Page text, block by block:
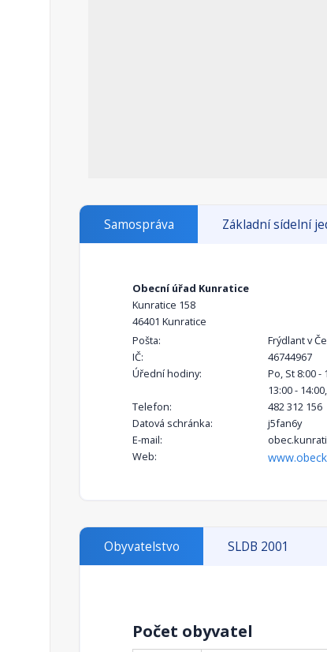
Samospráva Základní sídelní
Obecní úřad Kunratice
Kunratice 158
46401 Kunratice
Pošta:
Frýdlant v
IČ:
46744967
Úřední hodiny:
Po, St 8:00 -
13:00 -
Telefon:
482 312 156
Datová schránka:
j5fan6y
E-mail:
Web:
Obyvatelstvo SLDB 2001
Počet obyvatel